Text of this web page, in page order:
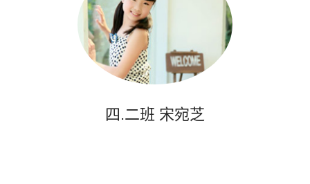
四.二班 宋宛芝